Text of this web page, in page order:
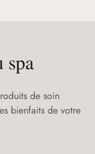
spa
de soin
bienfaits de votre